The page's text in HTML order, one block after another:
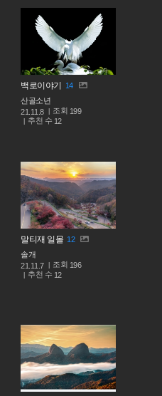
백로이야기 14
산골소년
21.11.8
조회 199
추천 수 12
말티재 일몰 12
솔개
21.11.7
조회 196
추천 수 12